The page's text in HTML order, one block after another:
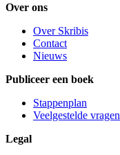
Over ons
Over Skribis
Contact
Nieuws
Publiceer een boek
Stappenplan
Veelgestelde vragen
Legal